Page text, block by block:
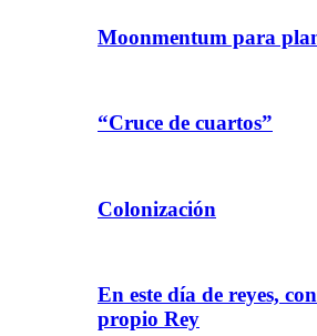
Moonmentum para
“Cruce de cuartos”
Colonización
En este día de reyes,
propio Rey